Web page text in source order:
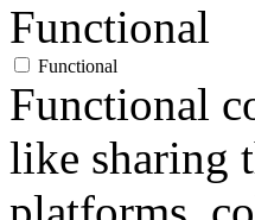
Functional
Functional
Functional
like sharing